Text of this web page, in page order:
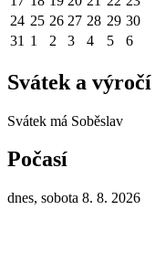
24 25 26 27 28 29 30
31 1 2 3 4 5 6
Svátek a výročí
Svátek má Soběslav
Počasí
dnes, sobota 8. 8. 2026